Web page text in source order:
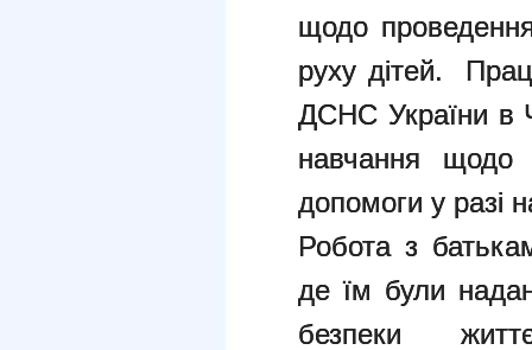
щодо
руху дітей.
ДСНС України в
навчання щодо
допомоги у разі
Робота з
де їм були
безпеки